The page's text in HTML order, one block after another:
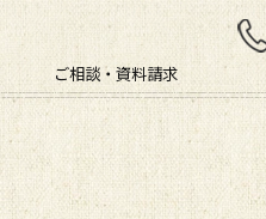
ご相談・資料請求